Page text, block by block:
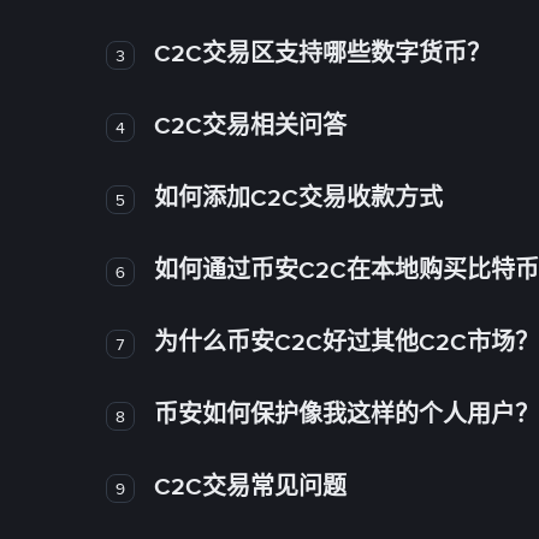
3 C2C交易区支持哪些数字货币？
4 C2C交易相关问答
5 如何添加C2C交易收款方式
6 如何通过币安C2C在本地购买比特
7 为什么币安C2C好过其他C2C市场？
8 币安如何保护像我这样的个人用户？
9 C2C交易常见问题